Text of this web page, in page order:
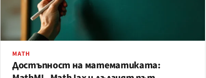
MATH
Достъпност на математиката: